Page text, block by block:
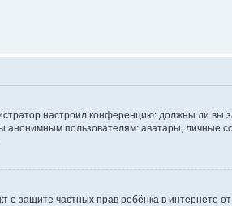
настроил конференцию: должны ли
пользователям: аватары, личные
о защите частных прав ребёнка в